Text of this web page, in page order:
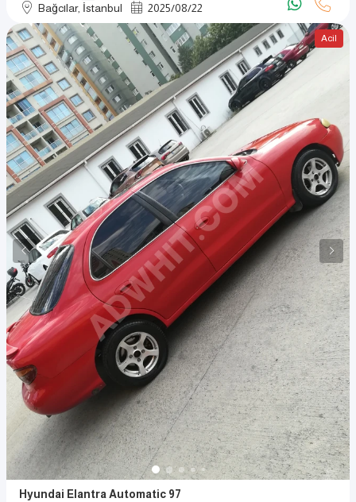
Bağcılar, İstanbul 2025/08/22
Acil
Hyundai Elantra Automatic 97